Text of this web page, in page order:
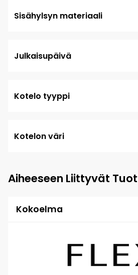
Sisähylsyn materiaali
Julkaisupäivä
Kotelo tyyppi
Kotelon väri
Aiheeseen Liittyvät
Kokoelma